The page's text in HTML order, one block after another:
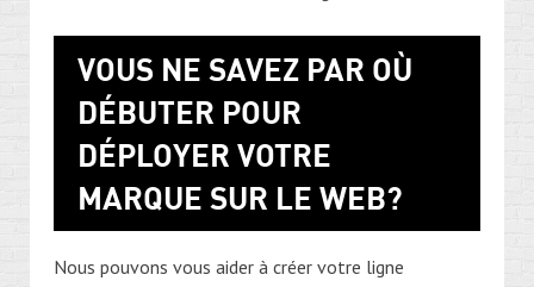
VOUS NE SAVEZ PAR OÙ
DÉBUTER POUR
DÉPLOYER VOTRE
MARQUE SUR LE WEB?
Nous pouvons vous aider à créer votre ligne